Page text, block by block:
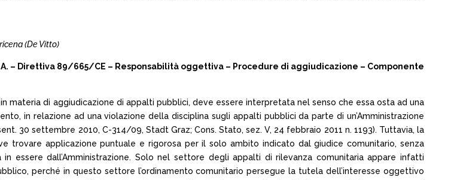
(De Vitto)
– Direttiva 89/665/CE – Responsabilità oggettiva – Procedure di aggiudicazione – Componente
di aggiudicazione di appalti pubblici, deve essere interpretata nel senso che essa osta ad una
in relazione ad una violazione della disciplina sugli appalti pubblici da parte di un’Amministrazione
30 settembre 2010, C-314/09, Stadt Graz; Cons. Stato, sez. V, 24 febbraio 2011 n. 1193). Tuttavia, la
trovare applicazione puntuale e rigorosa per il solo ambito indicato dal giudice comunitario, senza
dall’Amministrazione. Solo nel settore degli appalti di rilevanza comunitaria appare infatti
perché in questo settore l’ordinamento comunitario persegue la tutela dell’interesse oggettivo